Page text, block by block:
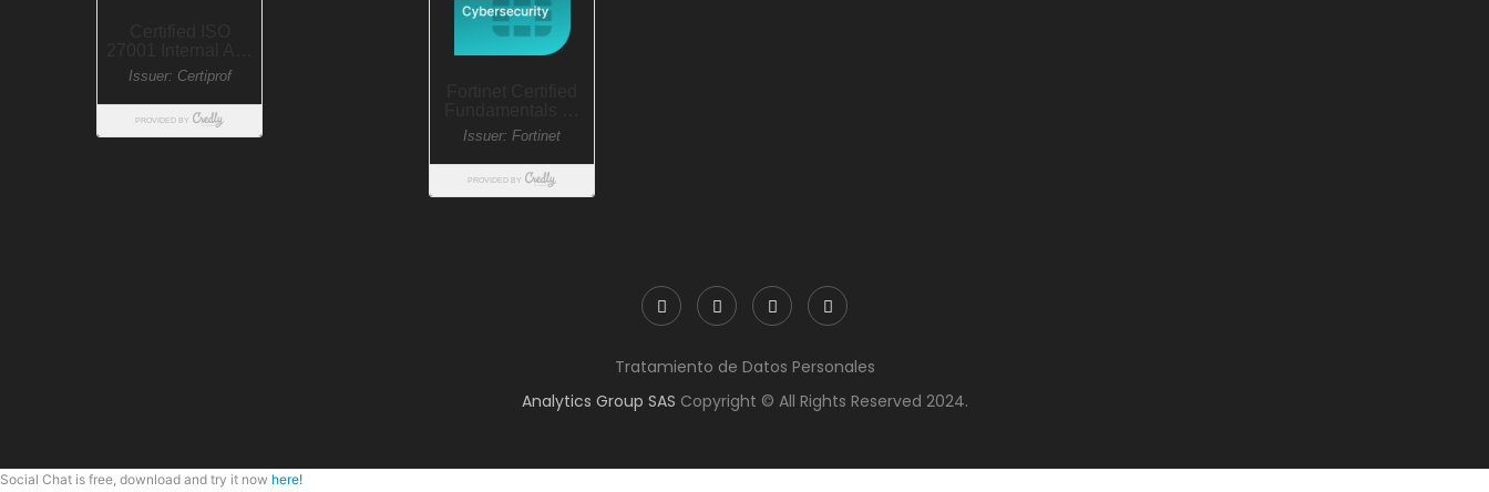
Tratamiento de Datos Personales
Analytics Group SAS Copyright © All Rights Reserved 2024.
Social Chat is free, download and try it now here!